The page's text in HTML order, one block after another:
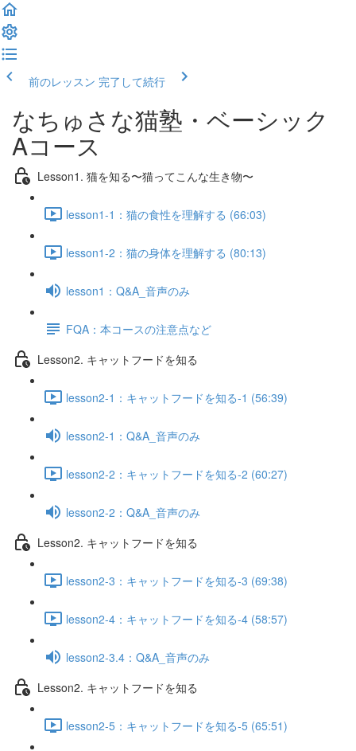
前のレッスン 完了して続行
なちゅさな猫塾・ベーシック
Aコース
Lesson1. 猫を知る〜猫ってこんな生き物〜
lesson1-1：猫の食性を理解する (66:03)
lesson1-2：猫の身体を理解する (80:13)
lesson1：Q&A_音声のみ
FQA：本コースの注意点など
Lesson2. キャットフードを知る
lesson2-1：キャットフードを知る-1 (56:39)
lesson2-1：Q&A_音声のみ
lesson2-2：キャットフードを知る-2 (60:27)
lesson2-2：Q&A_音声のみ
Lesson2. キャットフードを知る
lesson2-3：キャットフードを知る-3 (69:38)
lesson2-4：キャットフードを知る-4 (58:57)
lesson2-3.4：Q&A_音声のみ
Lesson2. キャットフードを知る
lesson2-5：キャットフードを知る-5 (65:51)